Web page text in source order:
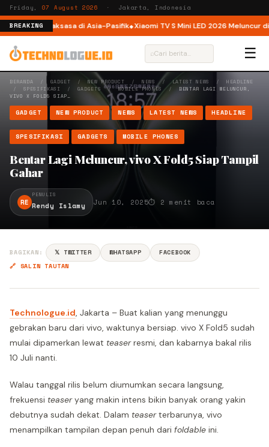
Friday, 07 August 2026 · Jakarta, Indonesia
BREAKING
AI Raksasa di Asia-Pasifik Xiaomi TV S Mini LED 2026 Meluncur di
⌕ ☰
BERANDA / GADGET / NEW PRODUCT / NEWS /LATEST NEWS / HEADLINE
/ SPESIFIKASI / GADGETS /MOBILE PHONES /BENTAR LAGI MELUNCUR,
VIVO X FOLD5 SIAP…
GADGET NEW PRODUCT NEWS LATEST NEWS HEADLINE
SPESIFIKASI GADGETS MOBILE PHONES
Bentar Lagi Meluncur, vivo X Fold5 Siap Tampil
Gahar
RE
PENULIS
Rendy Islamy Jun 10, 2025⏱ 2 menit baca
BAGIKAN: 𝕏 TWITTER WHATSAPP
FACEBOOK
🔗 SALIN TAUTAN
Technologue.id, Jakarta – Buat kalian yang menunggu
gebrakan baru dari vivo, waktunya bersiap. vivo X Fold5 sudah
mulai dipamerkan lewat teaserresmi, dan kabarnya bakal rilis
10 Juli nanti.
Walau tanggal rilis belum diumumkan secara langsung,
frekuensi teaseryang makin intens bikin banyak orang yakin
debutnya sudah dekat. Dalam teaserterbarunya, vivo
menampilkan tampilan depan penuh dari foldable ini.